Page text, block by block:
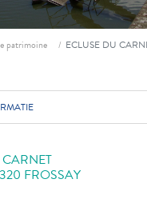
patrimoine ECLUSE DU
FROSSAY